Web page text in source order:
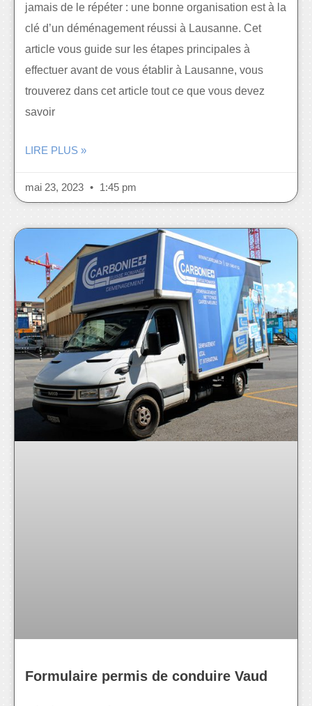
jamais de le répéter : une bonne organisation est à la
clé d’un déménagement réussi à Lausanne. Cet
article vous guide sur les étapes principales à
effectuer avant de vous établir à Lausanne, vous
trouverez dans cet article tout ce que vous devez
savoir
LIRE PLUS »
mai 23, 2023 1:45 pm
Formulaire permis de conduire Vaud